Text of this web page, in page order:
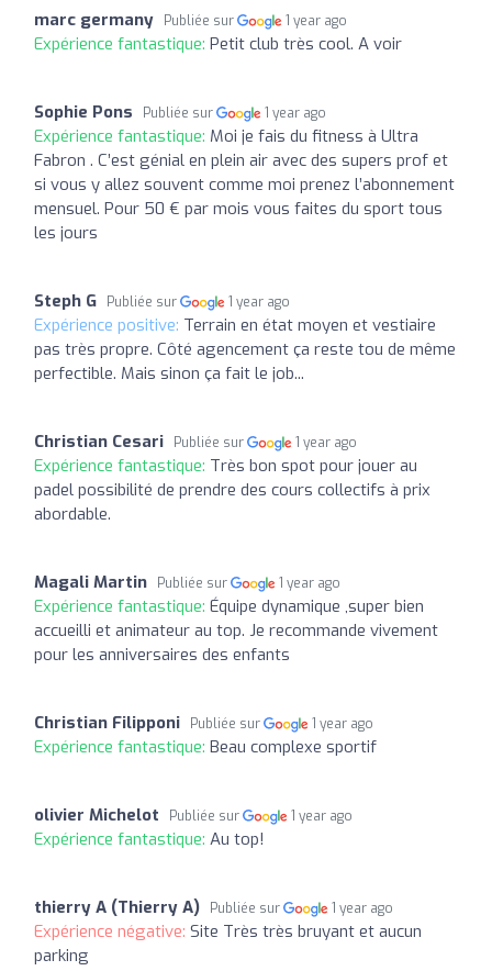
marc germany Publiée sur 1 year ago
Expérience fantastique: Petit club très cool. A voir
Sophie Pons Publiée sur 1 year ago
Expérience fantastique: Moi je fais du fitness à Ultra
Fabron . C’est génial en plein air avec des supers prof et
si vous y allez souvent comme moi prenez l’abonnement
mensuel. Pour 50 € par mois vous faites du sport tous
les jours
Steph G Publiée sur 1 year ago
Expérience positive: Terrain en état moyen et vestiaire
pas très propre. Côté agencement ça reste tou de même
perfectible. Mais sinon ça fait le job...
Christian Cesari Publiée sur 1 year ago
Expérience fantastique: Très bon spot pour jouer au
padel possibilité de prendre des cours collectifs à prix
abordable.
Magali Martin Publiée sur 1 year ago
Expérience fantastique: Équipe dynamique ,super bien
accueilli et animateur au top. Je recommande vivement
pour les anniversaires des enfants
Christian Filipponi Publiée sur 1 year ago
Expérience fantastique: Beau complexe sportif
olivier Michelot Publiée sur 1 year ago
Expérience fantastique: Au top!
thierry A (Thierry A) Publiée sur 1 year ago
Expérience négative: Site Très très bruyant et aucun
parking